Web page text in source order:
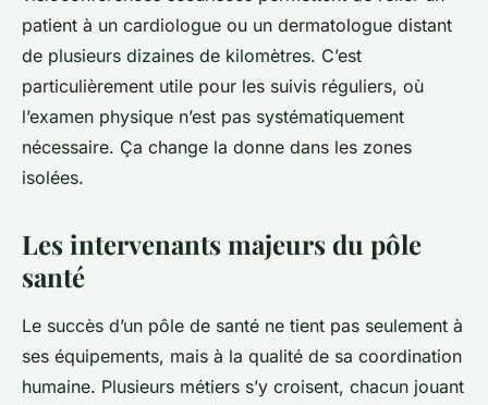
patient à un cardiologue ou un dermatologue distant
de plusieurs dizaines de kilomètres. C’est
particulièrement utile pour les suivis réguliers, où
l’examen physique n’est pas systématiquement
nécessaire. Ça change la donne dans les zones
isolées.
Les intervenants majeurs du pôle
santé
Le succès d’un pôle de santé ne tient pas seulement à
ses équipements, mais à la qualité de sa coordination
humaine. Plusieurs métiers s’y croisent, chacun jouant